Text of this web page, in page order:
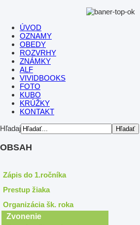
ÚVOD
OZNAMY
OBEDY
ROZVRHY
ZNÁMKY
ALF
VIVIDBOOKS
FOTO
KUBO
KRÚŽKY
KONTAKT
Hľadaj
OBSAH
Zápis do 1.ročníka
Prestup žiaka
Organizácia šk. roka
Zvonenie